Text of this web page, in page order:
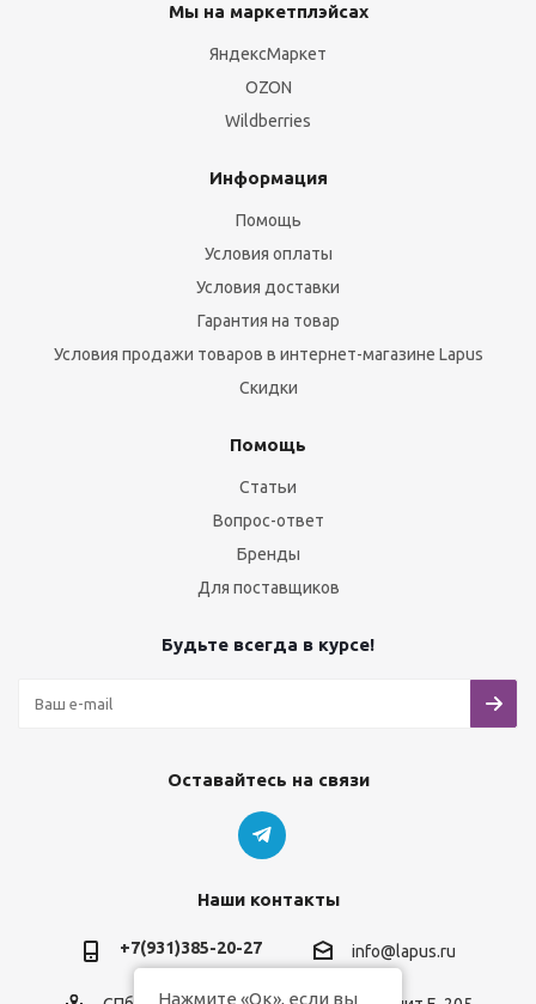
Мы на маркетплэйсах
ЯндексМаркет
OZON
Wildberries
Информация
Помощь
Условия оплаты
Условия доставки
Гарантия на товар
Условия продажи товаров в интернет-магазине Lapus
Скидки
Помощь
Статьи
Вопрос-ответ
Бренды
Для поставщиков
Будьте всегда в курсе!
Оставайтесь на связи
Наши контакты
+7(931)385-20-27 info@lapus.ru
Нажмите «Ок», если вы